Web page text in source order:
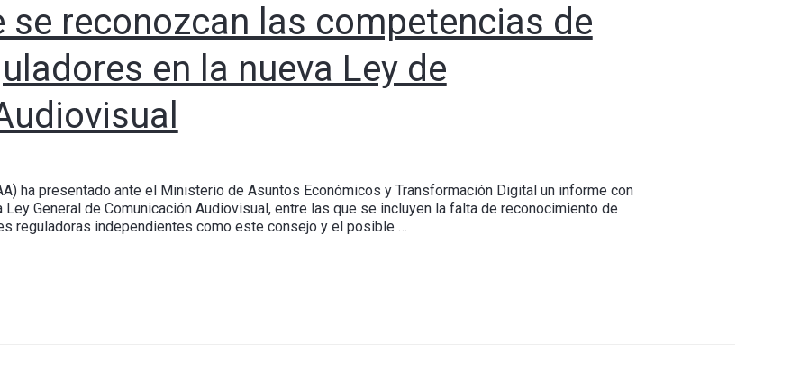
se reconozcan las competencias de
en la nueva Ley de
ha presentado ante el Ministerio de Asuntos Económicos y Transformación Digital un informe con
General de Comunicación Audiovisual, entre las que se incluyen la falta de reconocimiento de
reguladoras independientes como este consejo y el posible …